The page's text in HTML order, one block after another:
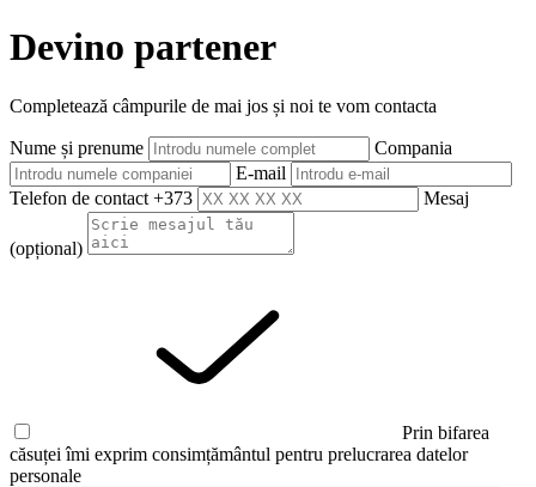
Devino partener
Completează câmpurile de mai jos și noi te vom contacta
Nume și prenume
Compania
E-mail
Telefon de contact +373 Mesaj
(opțional)
Prin bifarea
căsuței îmi exprim consimțământul pentru prelucrarea datelor
personale